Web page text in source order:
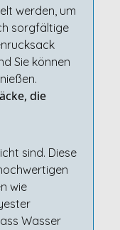
werden, um
sorgfältige
Sie können
die
sind. Diese
wie
Wasser